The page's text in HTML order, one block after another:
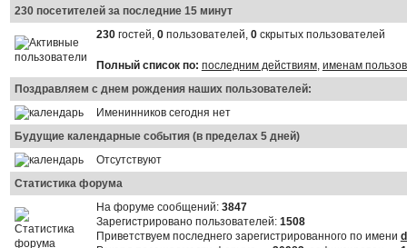
230 посетителей за последние 15 минут
230гостей, 0пользователей, 0скрытых пользователей
Полный список по: последним действиям, именам
Поздравляем с днем рождения наших пользователей:
Именинников сегодня нет
Будущие календарные события (в пределах 5 дней)
Отсутствуют
Статистика форума
На форуме сообщений: 3847
Зарегистрировано пользователей: 1508
Приветствуем последнего зарегистрированного по имени